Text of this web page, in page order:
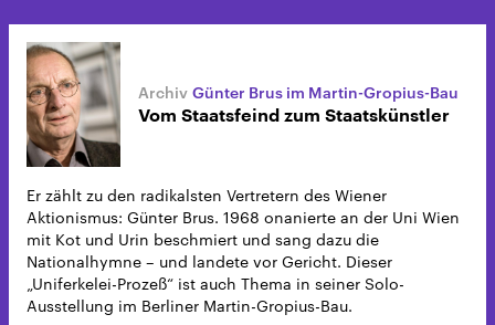
Günter Brus im Martin-Gropius-Bau
Vom Staatsfeind zum Staatskünstler
Er zählt zu den radikalsten Vertretern des Wiener
Aktionismus: Günter Brus. 1968 onanierte an der Uni Wien
mit Kot und Urin beschmiert und sang dazu die
Nationalhymne – und landete vor Gericht. Dieser
„Uniferkelei-Prozeß“ ist auch Thema in seiner Solo-
Ausstellung im Berliner Martin-Gropius-Bau.